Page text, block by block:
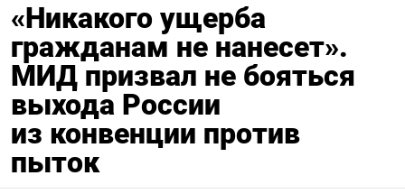
«Никакого ущерба
гражданам не нанесет».
МИД призвал не бояться
выхода России
из конвенции против
пыток